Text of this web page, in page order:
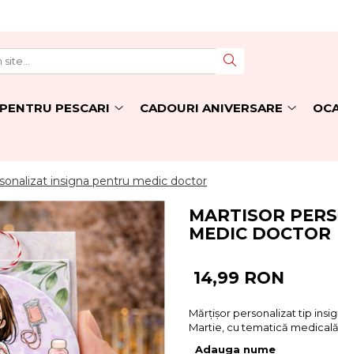
PESCARI CADOURI ANIVERSARE
insigna pentru medic doctor
MARTISOR
MEDIC DOCTOR
14,99 RON
Mărțișor personalizat tip
Martie, cu tematică medicală.
Adauga nume